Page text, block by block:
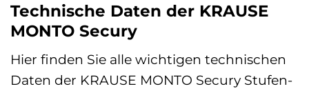
Technische Daten der KRAUSE
MONTO Secury
Hier finden Sie alle wichtigen technischen
Daten der KRAUSE MONTO Secury Stufen-